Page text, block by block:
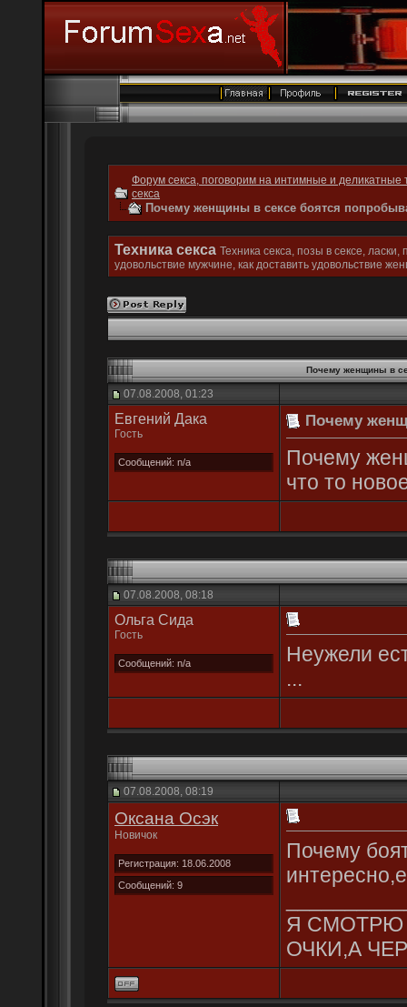
Форум секса, поговорим на интимные и деликатные
секса
Почему женщины в сексе боятся
Техника секса Техника секса, позы в сексе,
удовольствие мужчине, как доставить удовольствие
Почему женщины в
07.08.2008, 01:23
Евгений Дака
Гость
Сообщений: n/a
Почему
Почему
что то
07.08.2008, 08:18
Ольгa Сида
Гость
Сообщений: n/a
Неужели
...
07.08.2008, 08:19
Оксана Осэк
Новичок
Регистрация: 18.06.2008
Сообщений: 9
Почему
Я СМОТРЮ
ОЧКИ,А